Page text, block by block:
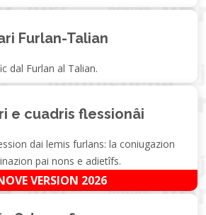
Furlan-Talian
dal Furlan al Talian.
e cuadris flessionâi
dai lemis furlans: la coniugazion
pai nons e adietîfs.
VERSION 2026